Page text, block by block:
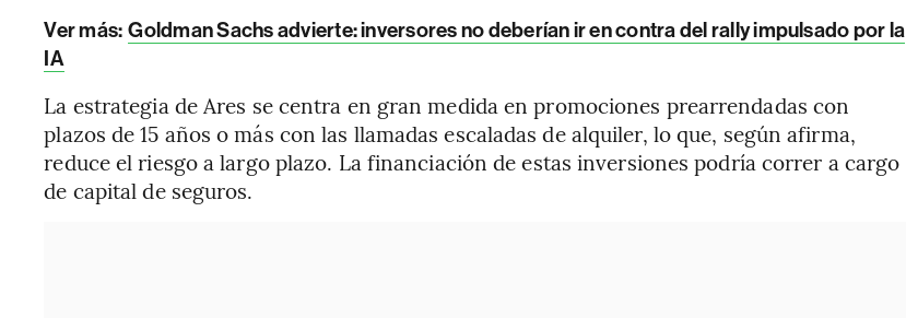
Ver más: Goldman Sachs advierte: inversores no deberían ir en contra del rally impulsado por la
IA
La estrategia de Ares se centra en gran medida en promociones prearrendadas con
plazos de 15 años o más con las llamadas escaladas de alquiler, lo que, según afirma,
reduce el riesgo a largo plazo. La financiación de estas inversiones podría correr a cargo
de capital de seguros.